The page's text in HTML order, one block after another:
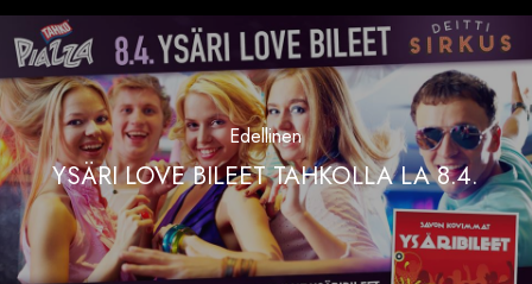
Edellinen
YSÄRI LOVE BILEET TAHKOLLA LA 8.4.